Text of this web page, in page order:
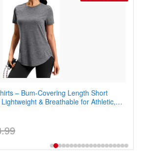
– Bum-Covering Length Short
& Breathable for Athletic,
Dress Sneakers – Lightweight Wingtip
Knit Upper, Rubber Sole & Slip-